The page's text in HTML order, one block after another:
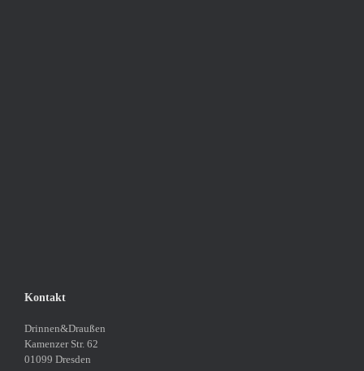
Kontakt
Drinnen&Draußen
Kamenzer Str. 62
01099 Dresden